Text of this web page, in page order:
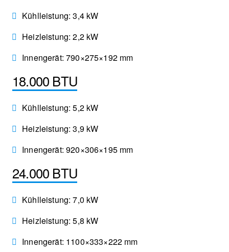
Kühlleistung: 3,4 kW
Heizleistung: 2,2 kW
Innengerät: 790×275×192 mm
18.000 BTU
Kühlleistung: 5,2 kW
Heizleistung: 3,9 kW
Innengerät: 920×306×195 mm
24.000 BTU
Kühlleistung: 7,0 kW
Heizleistung: 5,8 kW
Innengerät: 1100×333×222 mm